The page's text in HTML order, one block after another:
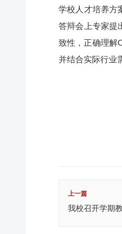
学校人才培养方
答辩会上专家提
致性，正确理解
并结合实际行业
上一篇
我校召开学期